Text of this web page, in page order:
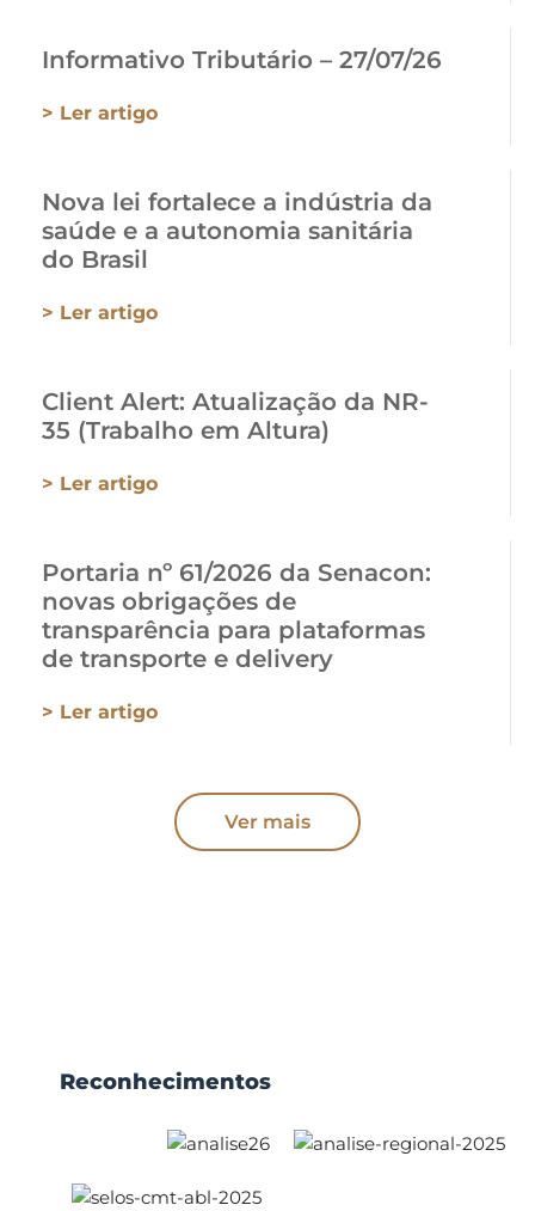
Informativo Tributário – 27/07/26
> Ler artigo
Nova lei fortalece a indústria da
saúde e a autonomia sanitária
do Brasil
> Ler artigo
Client Alert: Atualização da NR-
35 (Trabalho em Altura)
> Ler artigo
Portaria nº 61/2026 da Senacon:
novas obrigações de
transparência para plataformas
de transporte e delivery
> Ler artigo
Ver mais
Reconhecimentos